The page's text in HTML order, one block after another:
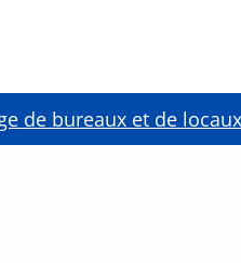
de bureaux et de